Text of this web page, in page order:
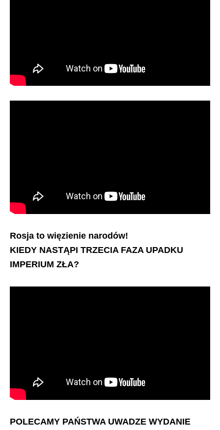
Rosja to więzienie narodów!
KIEDY NASTĄPI TRZECIA FAZA UPADKU
IMPERIUM ZŁA?
POLECAMY PAŃSTWA UWADZE WYDANIE